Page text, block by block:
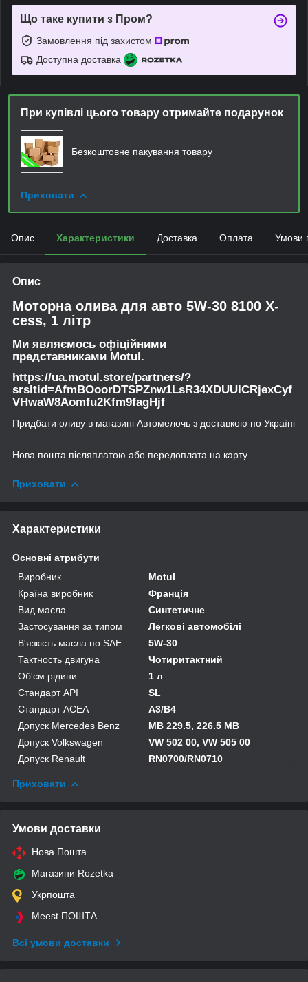
Що таке купити з Пром?
Замовлення під захистом
Доступна доставка
При купівлі цього товару отримайте подарунок
Безкоштовне пакування товару
Приховати
Опис Характеристики Доставка Оплата Умови
Опис
Моторна олива для авто 5W-30 8100 X-
cess, 1 літр
Ми являємось офіційними
представниками Motul.
https://ua.motul.store/partners/?
srsltid=AfmBOoorDTSPZnw1LsR34XDUUICRjexCyf
VHwaW8Aomfu2Kfm9fagHjf
Придбати оливу в магазині Автомелочь з доставкою по Україні
Нова пошта післяплатою або передоплата на карту.
Приховати
Характеристики
Основні атрибути
Виробник
Motul
Країна виробник
Франція
Вид масла
Синтетичне
Застосування за типом
Легкові автомобілі
В'язкість масла по SAE
5W-30
Тактность двигуна
Чотиритактний
Об'єм рідини
1 л
Стандарт API
SL
Стандарт ACEA
A3/B4
Допуск Mercedes Benz
MB 229.5, 226.5 MB
Допуск Volkswagen
VW 502 00, VW 505 00
Допуск Renault
RN0700/RN0710
Приховати
Умови доставки
Нова Пошта
Магазини Rozetka
Укрпошта
Meest ПОШТА
Всі умови доставки